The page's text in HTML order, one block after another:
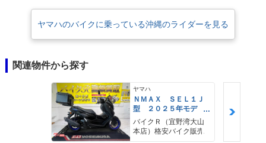
ヤマハのバイクに乗っている沖縄のライダーを見る
関連物件から探す
ヤマハ
ＮＭＡＸ ＳＥＬ１Ｊ
型 ２０２５年モデ
ル ＡＢＳ キーレ
ス リアキャリア リ
アＢＯＸ
バイクＲ（宜野湾大山
本店）格安バイク販売